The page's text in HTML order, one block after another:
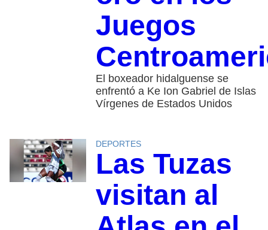
Juegos
El boxeador hidalguense se
enfrentó a Ke Ion Gabriel de Islas
Vírgenes de Estados Unidos
DEPORTES
Las Tuzas
visitan al